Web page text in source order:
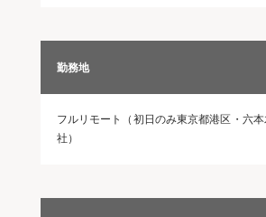
勤務地
フルリモート（初日のみ東京都港区・六
社）